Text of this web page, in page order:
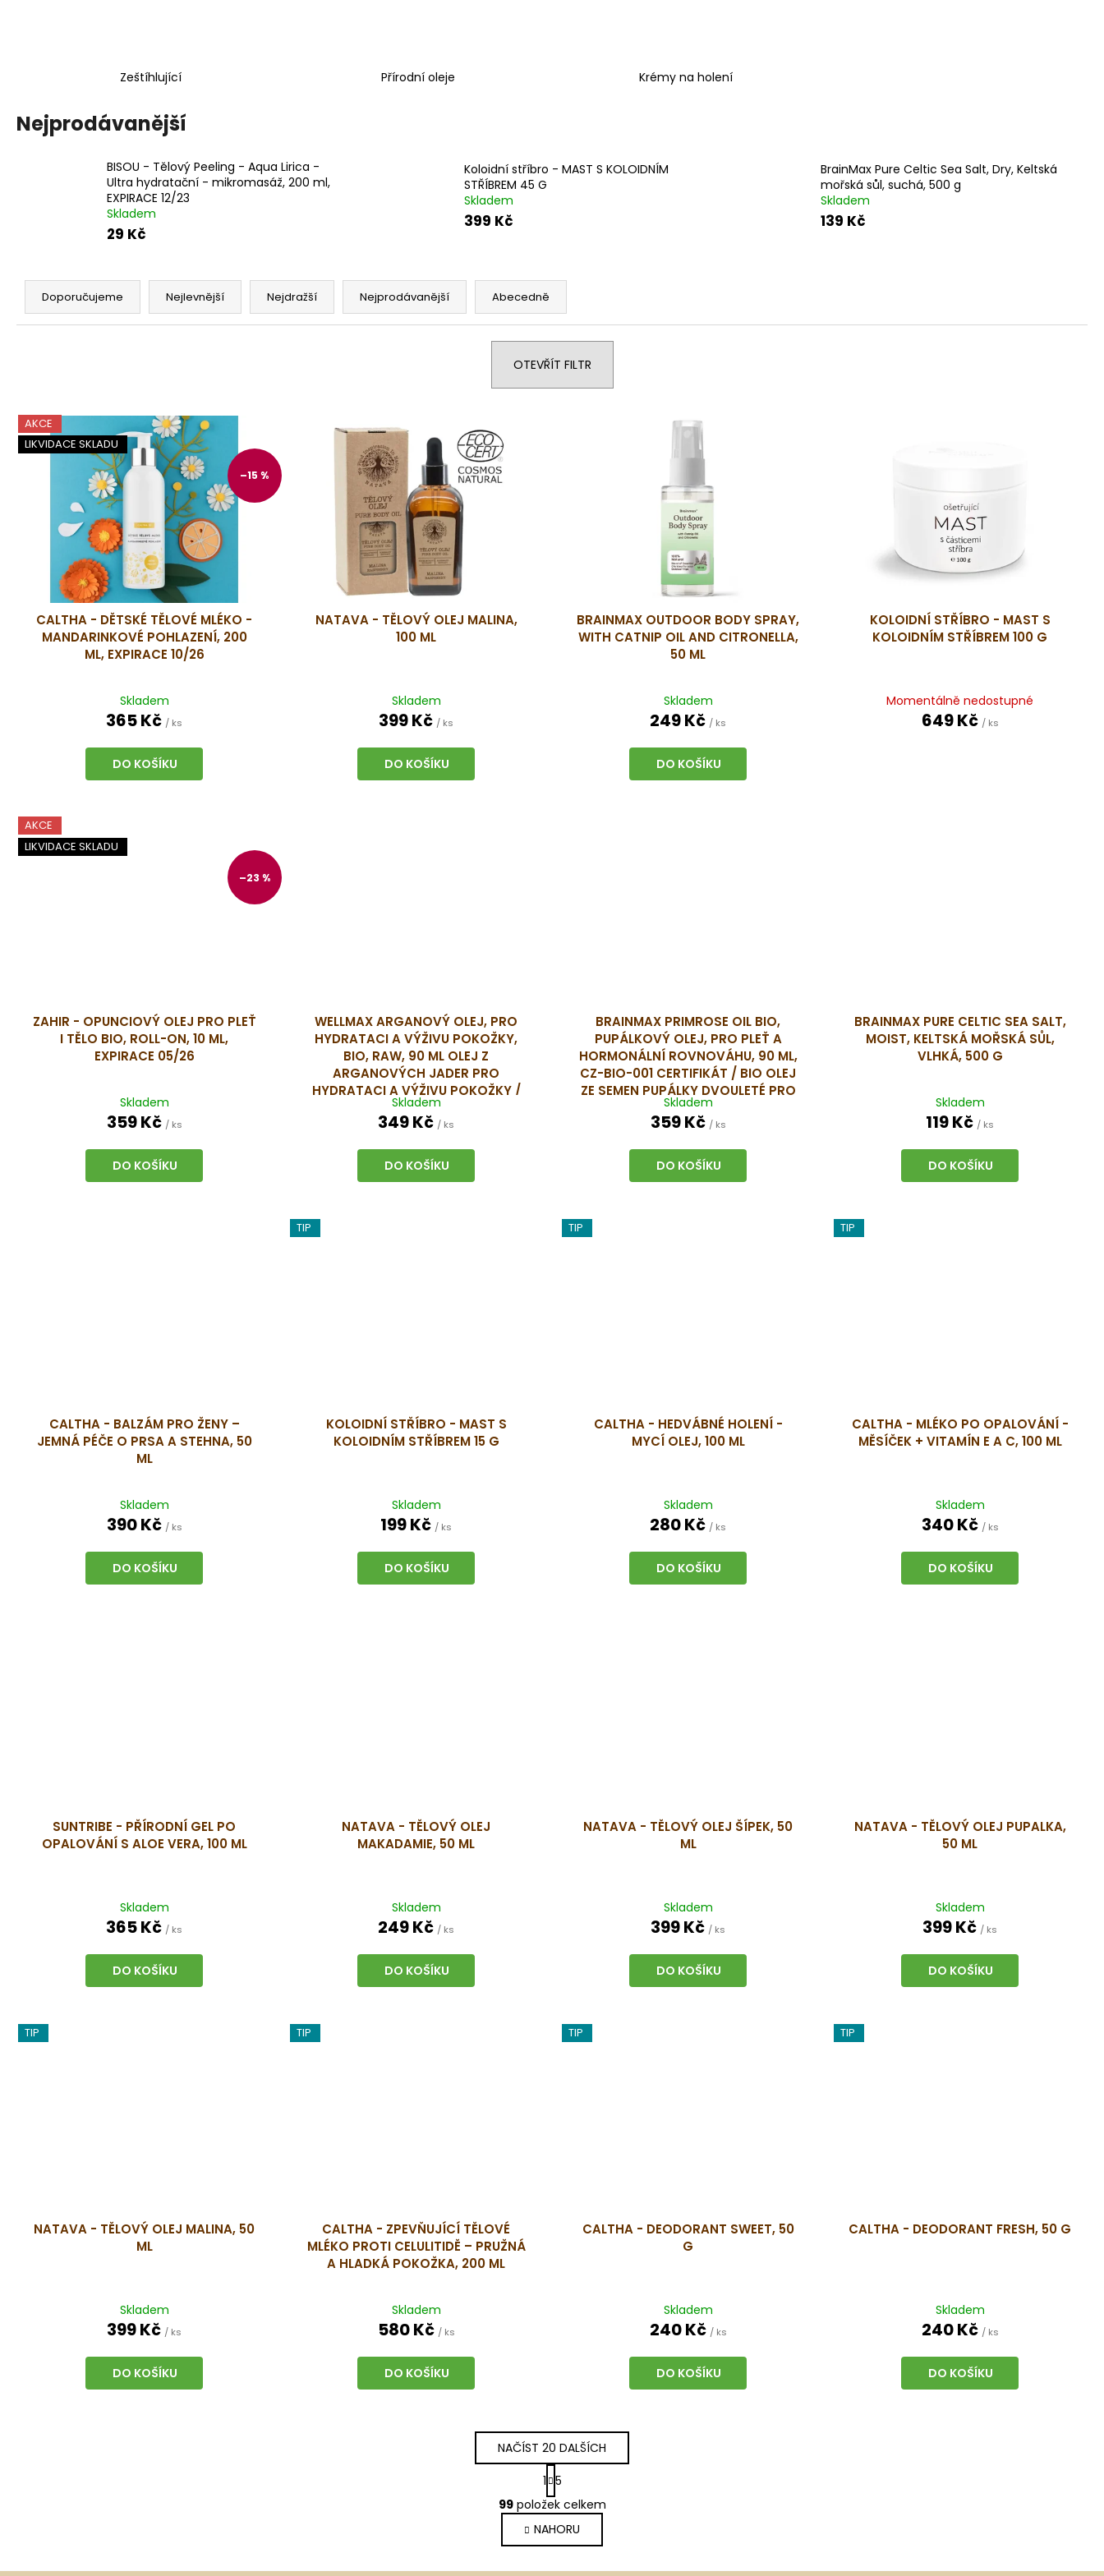
Zeštíhlující Přírodní oleje Krémy na holení
Nejprodávanější
BISOU - Tělový Peeling - Aqua Lirica -
Ultra hydratační - mikromasáž, 200 ml,
EXPIRACE 12/23
Skladem
29 Kč
Koloidní stříbro - MAST S KOLOIDNÍM
STŘÍBREM 45 G
Skladem
399 Kč
BrainMax Pure Celtic Sea Salt, Dry, Keltská
mořská sůl, suchá, 500 g
Skladem
139 Kč
Ř
z
r
o
Doporučujeme Nejlevnější Nejdražší Nejprodávanější Abecedně
OTEVŘÍT FILTR
V
ý
p
AKCE
LIKVIDACE SKLADU
–15 %
CALTHA - DĚTSKÉ TĚLOVÉ MLÉKO -
MANDARINKOVÉ POHLAZENÍ, 200
ML, EXPIRACE 10/26
Skladem
365 Kč / ks
DO KOŠÍKU
NATAVA - TĚLOVÝ OLEJ MALINA,
100 ML
Skladem
399 Kč / ks
DO KOŠÍKU
BRAINMAX OUTDOOR BODY SPRAY,
WITH CATNIP OIL AND CITRONELLA,
50 ML
Skladem
249 Kč / ks
DO KOŠÍKU
KOLOIDNÍ STŘÍBRO - MAST S
KOLOIDNÍM STŘÍBREM 100 G
Momentálně nedostupné
649 Kč / ks
AKCE
LIKVIDACE SKLADU
–23 %
ZAHIR - OPUNCIOVÝ OLEJ PRO PLEŤ
I TĚLO BIO, ROLL-ON, 10 ML,
EXPIRACE 05/26
Skladem
359 Kč / ks
DO KOŠÍKU
WELLMAX ARGANOVÝ OLEJ, PRO
HYDRATACI A VÝŽIVU POKOŽKY,
BIO, RAW, 90 ML OLEJ Z
ARGANOVÝCH JADER PRO
HYDRATACI A VÝŽIVU POKOŽKY /
*CZ-BIO-001 CERTIFIKÁT
Skladem
349 Kč / ks
DO KOŠÍKU
BRAINMAX PRIMROSE OIL BIO,
PUPÁLKOVÝ OLEJ, PRO PLEŤ A
HORMONÁLNÍ ROVNOVÁHU, 90 ML,
CZ-BIO-001 CERTIFIKÁT / BIO OLEJ
ZE SEMEN PUPÁLKY DVOULETÉ PRO
PLEŤ A HORMONÁLNÍ ROVNOVÁHU
Skladem
359 Kč / ks
DO KOŠÍKU
BRAINMAX PURE CELTIC SEA SALT,
MOIST, KELTSKÁ MOŘSKÁ SŮL,
VLHKÁ, 500 G
Skladem
119 Kč / ks
DO KOŠÍKU
CALTHA - BALZÁM PRO ŽENY –
JEMNÁ PÉČE O PRSA A STEHNA, 50
ML
Skladem
390 Kč / ks
DO KOŠÍKU
TIP
KOLOIDNÍ STŘÍBRO - MAST S
KOLOIDNÍM STŘÍBREM 15 G
Skladem
199 Kč / ks
DO KOŠÍKU
TIP
CALTHA - HEDVÁBNÉ HOLENÍ -
MYCÍ OLEJ, 100 ML
Skladem
280 Kč / ks
DO KOŠÍKU
TIP
CALTHA - MLÉKO PO OPALOVÁNÍ -
MĚSÍČEK + VITAMÍN E A C, 100 ML
Skladem
340 Kč / ks
DO KOŠÍKU
SUNTRIBE - PŘÍRODNÍ GEL PO
OPALOVÁNÍ S ALOE VERA, 100 ML
Skladem
365 Kč / ks
DO KOŠÍKU
NATAVA - TĚLOVÝ OLEJ
MAKADAMIE, 50 ML
Skladem
249 Kč / ks
DO KOŠÍKU
NATAVA - TĚLOVÝ OLEJ ŠÍPEK, 50
ML
Skladem
399 Kč / ks
DO KOŠÍKU
NATAVA - TĚLOVÝ OLEJ PUPALKA,
50 ML
Skladem
399 Kč / ks
DO KOŠÍKU
TIP
NATAVA - TĚLOVÝ OLEJ MALINA, 50
ML
Skladem
399 Kč / ks
DO KOŠÍKU
TIP
CALTHA - ZPEVŇUJÍCÍ TĚLOVÉ
MLÉKO PROTI CELULITIDĚ – PRUŽNÁ
A HLADKÁ POKOŽKA, 200 ML
Skladem
580 Kč / ks
DO KOŠÍKU
TIP
CALTHA - DEODORANT SWEET, 50
G
Skladem
240 Kč / ks
DO KOŠÍKU
TIP
CALTHA - DEODORANT FRESH, 50 G
Skladem
240 Kč / ks
DO KOŠÍKU
O
v
l
á
d
NAČÍST 20 DALŠÍCH
S
t
r
á
n
k
1 5
99položek celkem
NAHORU